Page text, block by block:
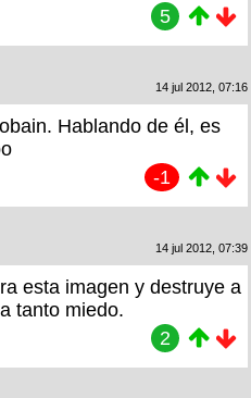
5
14 jul 2012, 07:16
Hablando de él, es
-1
14 jul 2012, 07:39
esta imagen y destruye a
tanto miedo.
2